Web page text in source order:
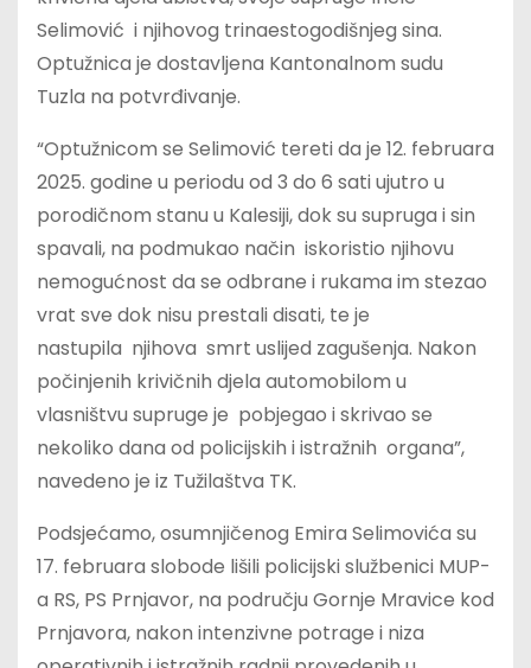
Selimović i njihovog trinaestogodišnjeg sina.
Optužnica je dostavljena Kantonalnom sudu
Tuzla na potvrđivanje.
“Optužnicom se Selimović tereti da je 12. februara
2025. godine u periodu od 3 do 6 sati ujutro u
porodičnom stanu u Kalesiji, dok su supruga i sin
spavali, na podmukao način iskoristio njihovu
nemogućnost da se odbrane i rukama im stezao
vrat sve dok nisu prestali disati, te je
nastupila njihova smrt uslijed zagušenja. Nakon
počinjenih krivičnih djela automobilom u
vlasništvu supruge je pobjegao i skrivao se
nekoliko dana od policijskih i istražnih organa”,
navedeno je iz Tužilaštva TK.
Podsjećamo, osumnjičenog Emira Selimovića su
17. februara slobode lišili policijski službenici MUP-
a RS, PS Prnjavor, na području Gornje Mravice kod
Prnjavora, nakon intenzivne potrage i niza